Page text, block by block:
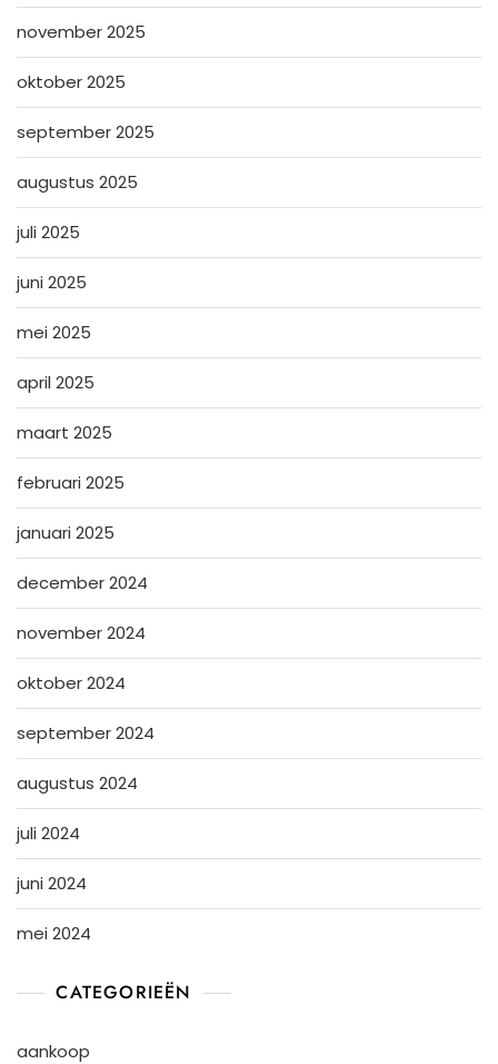
november 2025
oktober 2025
september 2025
augustus 2025
juli 2025
juni 2025
mei 2025
april 2025
maart 2025
februari 2025
januari 2025
december 2024
november 2024
oktober 2024
september 2024
augustus 2024
juli 2024
juni 2024
mei 2024
CATEGORIEËN
aankoop